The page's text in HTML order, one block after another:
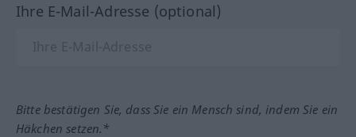
Ihre E-Mail-Adresse (optional)
Bitte bestätigen Sie, dass Sie ein Mensch sind, indem Sie ein
Häkchen setzen.*